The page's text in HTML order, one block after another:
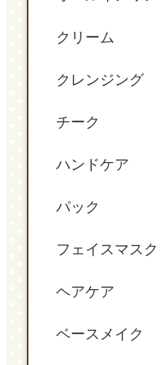
クリーム
クレンジング
チーク
ハンドケア
パック
フェイスマスク
ヘアケア
ベースメイク